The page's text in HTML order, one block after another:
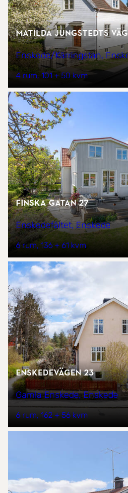
Matilda Jungstedts väg
Enskede/Kärringstan,
4 rum 101 + 50 kvm
Finska gatan 27
Enskedefältet, Enskede
6 rum 136 + 61 kvm
Enskedevägen 23
Gamla Enskede, Enskede
6 rum 162 + 56 kvm